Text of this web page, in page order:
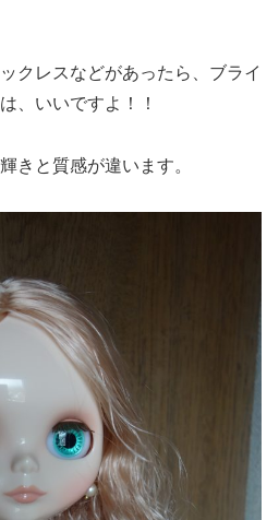
クレスなどがあったら、ブライ
、いいですよ！！
きと質感が違います。